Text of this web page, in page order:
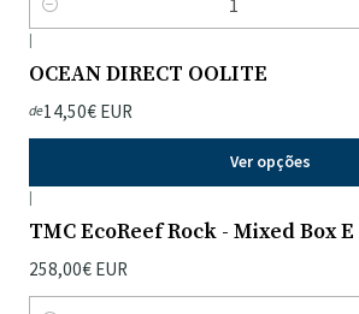
Quantidade
|
OCEAN DIRECT OOLITE
de14,50€ EUR
Ver opções
|
TMC EcoReef Rock - Mixed Box E
258,00€ EUR